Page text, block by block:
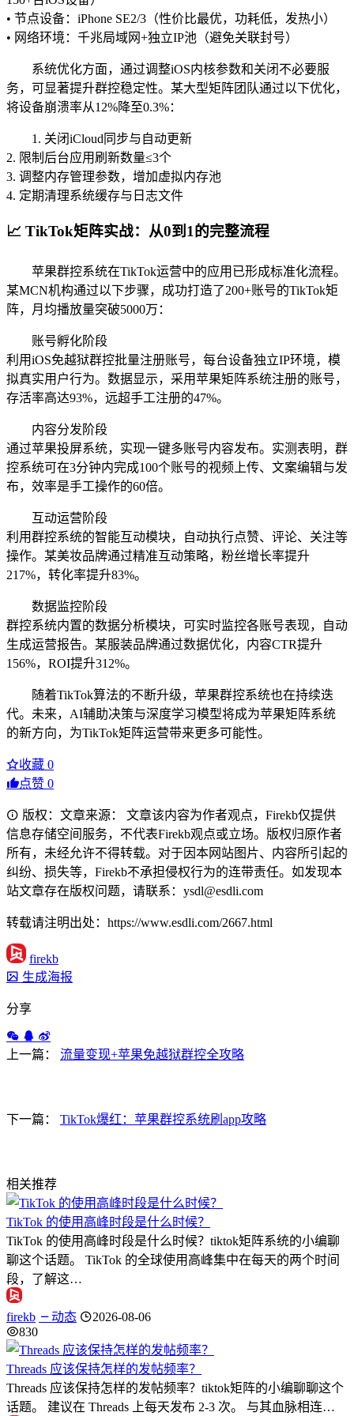
• 节点设备：iPhone SE2/3（性价比最优，功耗低，发热小）
• 网络环境：千兆局域网+独立IP池（避免关联封号）
系统优化方面，通过调整iOS内核参数和关闭不必要服
务，可显著提升群控稳定性。某大型矩阵团队通过以下优化，
将设备崩溃率从12%降至0.3%：
1. 关闭iCloud同步与自动更新
2. 限制后台应用刷新数量≤3个
3. 调整内存管理参数，增加虚拟内存池
4. 定期清理系统缓存与日志文件
📈 TikTok矩阵实战：从0到1的完整流程
苹果群控系统在TikTok运营中的应用已形成标准化流程。
某MCN机构通过以下步骤，成功打造了200+账号的TikTok矩
阵，月均播放量突破5000万：
账号孵化阶段
利用iOS免越狱群控批量注册账号，每台设备独立IP环境，模
拟真实用户行为。数据显示，采用苹果矩阵系统注册的账号，
存活率高达93%，远超手工注册的47%。
内容分发阶段
通过苹果投屏系统，实现一键多账号内容发布。实测表明，群
控系统可在3分钟内完成100个账号的视频上传、文案编辑与发
布，效率是手工操作的60倍。
互动运营阶段
利用群控系统的智能互动模块，自动执行点赞、评论、关注等
操作。某美妆品牌通过精准互动策略，粉丝增长率提升
217%，转化率提升83%。
数据监控阶段
群控系统内置的数据分析模块，可实时监控各账号表现，自动
生成运营报告。某服装品牌通过数据优化，内容CTR提升
156%，ROI提升312%。
随着TikTok算法的不断升级，苹果群控系统也在持续迭
代。未来，AI辅助决策与深度学习模型将成为苹果矩阵系统
的新方向，为TikTok矩阵运营带来更多可能性。
收藏 0
点赞 0
版权：文章来源： 文章该内容为作者观点，Firekb仅提供
信息存储空间服务，不代表Firekb观点或立场。版权归原作者
所有，未经允许不得转载。对于因本网站图片、内容所引起的
纠纷、损失等，Firekb不承担侵权行为的连带责任。如发现本
站文章存在版权问题，请联系：ysdl@esdli.com
转载请注明出处：https://www.esdli.com/2667.html
firekb
生成海报
分享
上一篇： 流量变现+苹果免越狱群控全攻略
下一篇： TikTok爆红：苹果群控系统刷app攻略
相关推荐
TikTok 的使用高峰时段是什么时候？
TikTok 的使用高峰时段是什么时候？tiktok矩阵系统的小编聊
聊这个话题。 TikTok 的全球使用高峰集中在每天的两个时间
段，了解这…
firekb 动态
2026-08-06
830
Threads 应该保持怎样的发帖频率？
Threads 应该保持怎样的发帖频率？tiktok矩阵的小编聊聊这个
话题。 建议在 Threads 上每天发布 2-3 次。 与其血脉相连…